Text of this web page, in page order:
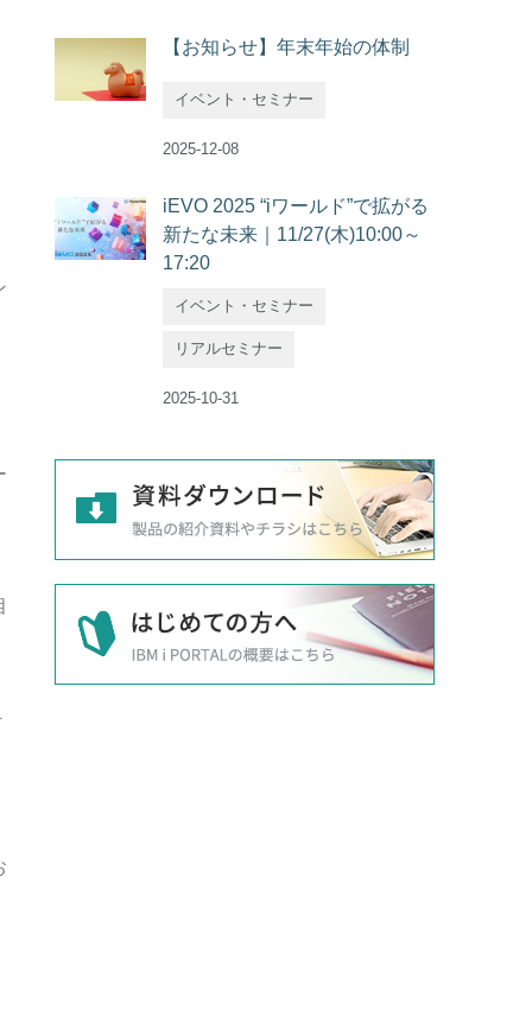
【お知らせ】年末年始の体制
イベント・セミナー
2025-12-08
iEVO 2025 “iワールド”で拡がる
新たな未来｜11/27(木)10:00～
17:20
イベント・セミナー
リアルセミナー
2025-10-31